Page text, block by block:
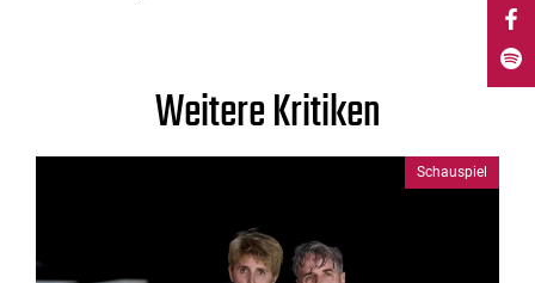
Weitere Kritiken
Schauspiel